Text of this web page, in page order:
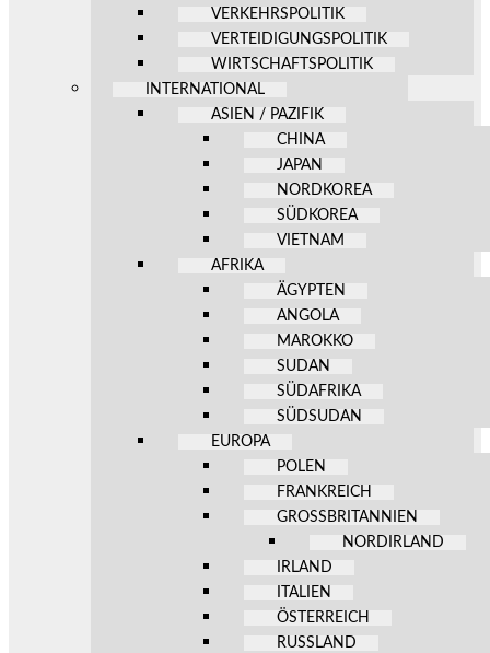
VERKEHRSPOLITIK
VERTEIDIGUNGSPOLITIK
WIRTSCHAFTSPOLITIK
INTERNATIONAL
ASIEN / PAZIFIK
CHINA
JAPAN
NORDKOREA
SÜDKOREA
VIETNAM
AFRIKA
ÄGYPTEN
ANGOLA
MAROKKO
SUDAN
SÜDAFRIKA
SÜDSUDAN
EUROPA
POLEN
FRANKREICH
GROSSBRITANNIEN
NORDIRLAND
IRLAND
ITALIEN
ÖSTERREICH
RUSSLAND